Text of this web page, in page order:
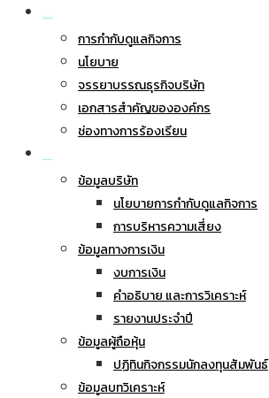
การกำกับดูแลกิจการ
นโยบาย
จรรยาบรรณธุรกิจบริษัท
เอกสารสำคัญขององค์กร
ช่องทางการร้องเรียน
ข้อมูลบริษัท
นโยบายการกำกับดูแลกิจการ
การบริหารความเสี่ยง
ข้อมูลทางการเงิน
งบการเงิน
คำอธิบาย และการวิเคราะห์
รายงานประจำปี
ข้อมูลผู้ถือหุ้น
ปฏิทินกิจกรรมนักลงทุนสัมพันธ์
ข้อมูลบทวิเคราะห์